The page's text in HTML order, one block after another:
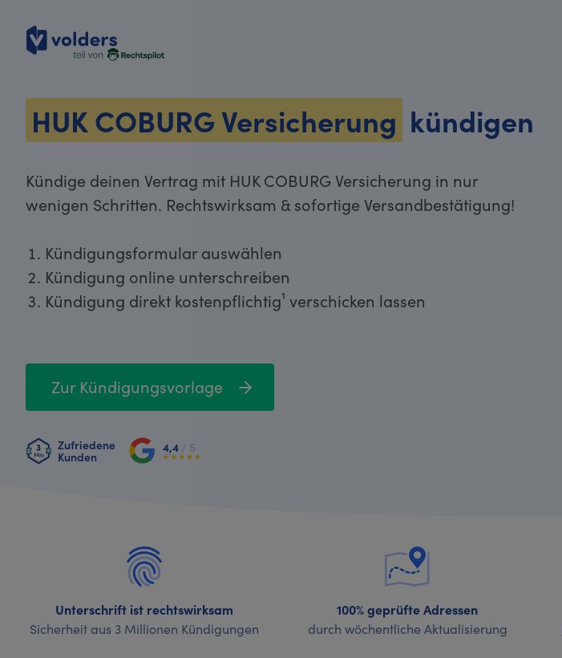
HUK COBURG Versicherung kündigen
Kündige deinen Vertrag mit HUK COBURG Versicherung in nur
wenigen Schritten. Rechtswirksam & sofortige Versandbestätigung!
Kündigungsformular auswählen
Kündigung online unterschreiben
Kündigung direkt kostenpflichtig¹ verschicken lassen
Zur Kündigungsvorlage
Zufriedene
Kunden
4,4 / 5
Unterschrift ist rechtswirksam
Sicherheit aus 3 Millionen Kündigungen
100% geprüfte Adressen
durch wöchentliche Aktualisierung